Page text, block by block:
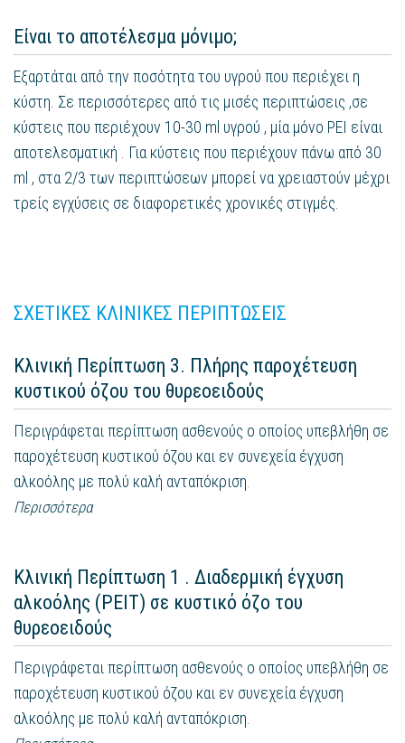
Είναι το αποτέλεσμα μόνιμο;
Εξαρτάται από την ποσότητα του υγρού που περιέχει η
κύστη. Σε περισσότερες από τις μισές περιπτώσεις ,σε
κύστεις που περιέχουν 10-30 ml υγρού , μία μόνο PEI είναι
αποτελεσματική . Για κύστεις που περιέχουν πάνω από 30
ml , στα 2/3 των περιπτώσεων μπορεί να χρειαστούν μέχρι
τρείς εγχύσεις σε διαφορετικές χρονικές στιγμές.
ΣΧΕΤΙΚΕΣ ΚΛΙΝΙΚΕΣ ΠΕΡΙΠΤΩΣΕΙΣ
Κλινική Περίπτωση 3. Πλήρης παροχέτευση
κυστικού όζου του θυρεοειδούς
Περιγράφεται περίπτωση ασθενούς ο οποίος υπεβλήθη σε
παροχέτευση κυστικού όζου και εν συνεχεία έγχυση
αλκοόλης με πολύ καλή ανταπόκριση.
Περισσότερα
Κλινική Περίπτωση 1 . Διαδερμική έγχυση
αλκοόλης (PEIT) σε κυστικό όζο του
θυρεοειδούς
Περιγράφεται περίπτωση ασθενούς ο οποίος υπεβλήθη σε
παροχέτευση κυστικού όζου και εν συνεχεία έγχυση
αλκοόλης με πολύ καλή ανταπόκριση.